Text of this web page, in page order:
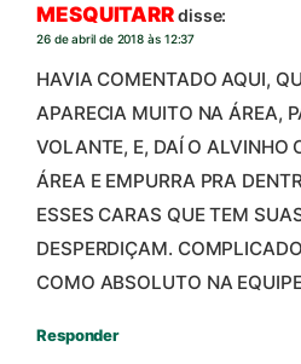
MESQUITARRdisse:
26 de abril de 2018 às 12:37
HAVIA COMENTADO AQUI,
APARECIA MUITO NA ÁREA,
VOLANTE, E, DAÍ O ALVINHO
ÁREA E EMPURRA PRA
ESSES CARAS QUE TEM
DESPERDIÇAM.
COMO ABSOLUTO NA
Responder